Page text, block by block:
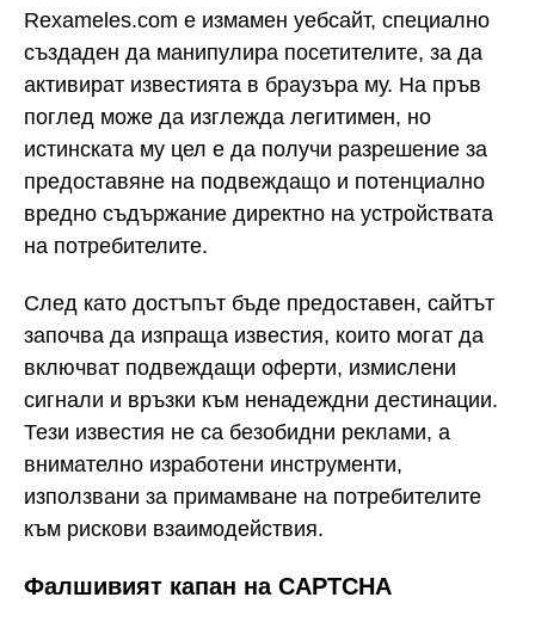
Rexameles.com е измамен уебсайт, специално
създаден да манипулира посетителите, за да
активират известията в браузъра му. На пръв
поглед може да изглежда легитимен, но
истинската му цел е да получи разрешение за
предоставяне на подвеждащо и потенциално
вредно съдържание директно на устройствата
на потребителите.
След като достъпът бъде предоставен, сайтът
започва да изпраща известия, които могат да
включват подвеждащи оферти, измислени
сигнали и връзки към ненадеждни дестинации.
Тези известия не са безобидни реклами, а
внимателно изработени инструменти,
използвани за примамване на потребителите
към рискови взаимодействия.
Фалшивият капан на CAPTCHA